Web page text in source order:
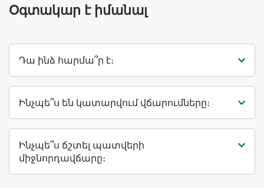
Օգտակար է իմանալ
Դա ինձ հարմա՞ր է։
Ինչպե՞ս են կատարվում վճարումները։
Ինչպե՞ս ճշտել պատվերի
միջնորդավճարը։